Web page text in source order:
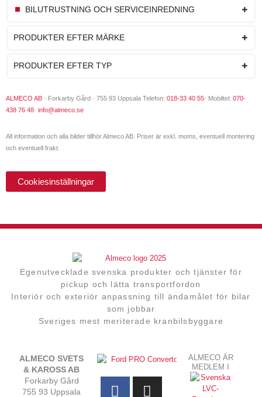
BILUTRUSTNING OCH SERVICEINREDNING
PRODUKTER EFTER MÄRKE
PRODUKTER EFTER TYP
ALMECO AB · Forkarby Gård · 755 93 Uppsala Telefon: 018-33 40 55· Mobiltel: 070-
438 76 48· info@almeco.se
All information och alla bilder tillhör Almeco AB. Priser är exkl. moms, eventuell montering
och eventuell frakt.
Cookiesinställningar
Egenutvecklade svenska produkter och tjänster för
pickup och lätta transportfordon
Interiör och exteriör anpassning till ändamålet för bilar
som jobbar
Sveriges mest meriterade kranbilsbyggare
ALMECO SVETS
& KAROSS AB
Forkarby Gård
755 93 Uppsala
a
n
ALMECO ÄR
MEDLEM I